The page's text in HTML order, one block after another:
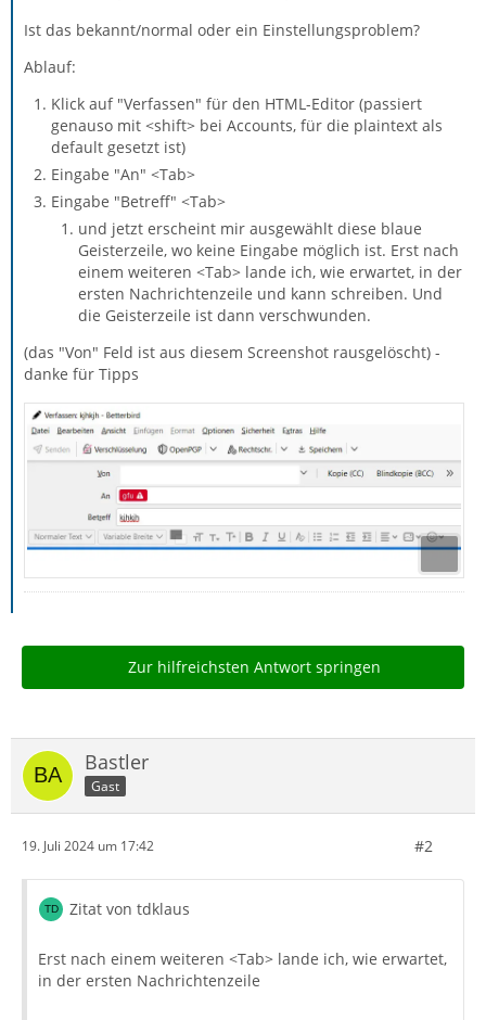
Ist das bekannt/normal oder ein Einstellungsproblem?
Ablauf:
Klick auf "Verfassen" für den HTML-Editor (passiert
genauso mit <shift> bei Accounts, für die plaintext als
default gesetzt ist)
Eingabe "An" <Tab>
Eingabe "Betreff" <Tab>
und jetzt erscheint mir ausgewählt diese blaue
Geisterzeile, wo keine Eingabe möglich ist. Erst nach
einem weiteren <Tab> lande ich, wie erwartet, in der
ersten Nachrichtenzeile und kann schreiben. Und
die Geisterzeile ist dann verschwunden.
(das "Von" Feld ist aus diesem Screenshot rausgelöscht) -
danke für Tipps
Zur hilfreichsten Antwort springen
Bastler
Gast
19. Juli 2024 um 17:42 #2
Zitat von tdklaus
Erst nach einem weiteren <Tab> lande ich, wie erwartet,
in der ersten Nachrichtenzeile